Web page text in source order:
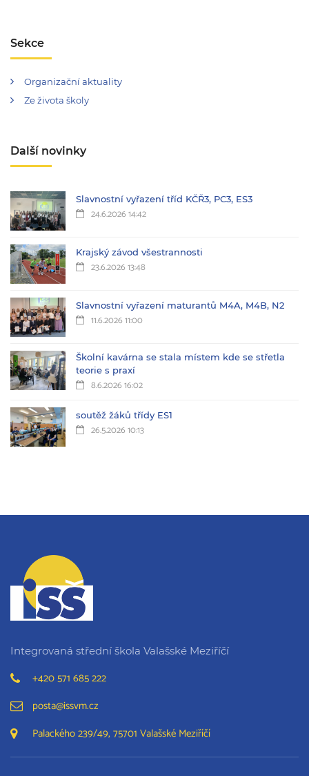
Sekce
Organizační aktuality
Ze života školy
Další novinky
Slavnostní vyřazení tříd KČŘ3, PC3, ES3
24.6.2026 14:42
Krajský závod všestrannosti
23.6.2026 13:48
Slavnostní vyřazení maturantů M4A, M4B, N2
11.6.2026 11:00
Školní kavárna se stala místem kde se střetla
teorie s praxí
8.6.2026 16:02
soutěž žáků třídy ES1
26.5.2026 10:13
Integrovaná střední škola Valašské Meziříčí
+420 571 685 222
posta@issvm.cz
Palackého 239/49, 75701 Valašské Meziříčí